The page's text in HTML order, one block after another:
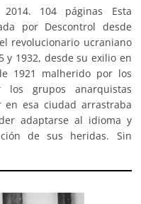
2014. 104 páginas Esta
por Descontrol desde
revolucionario ucraniano
y 1932, desde su exilio en
1921 malherido por los
los grupos anarquistas
en esa ciudad arrastraba
adaptarse al idioma y
de sus heridas. Sin